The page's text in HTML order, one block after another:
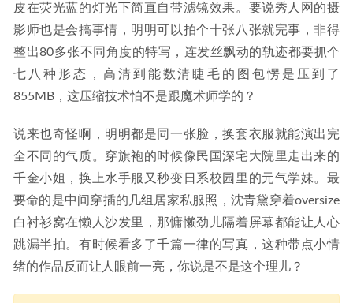
皮在荧光蓝的灯光下简直自带滤镜效果。要说秀人网的摄
影师也是会搞事情，明明可以拍个十张八张就完事，非得
整出80多张不同角度的特写，连发丝飘动的轨迹都要抓个
七八种形态，高清到能数清睫毛的图包愣是压到了
855MB，这压缩技术怕不是跟魔术师学的？
说来也奇怪啊，明明都是同一张脸，换套衣服就能演出完
全不同的气质。穿旗袍的时候像民国深宅大院里走出来的
千金小姐，换上水手服又秒变日系校园里的元气学妹。最
要命的是中间穿插的几组居家私服照，沈青黛穿着oversize
白衬衫窝在懒人沙发里，那慵懒劲儿隔着屏幕都能让人心
跳漏半拍。有时候看多了千篇一律的写真，这种带点小情
绪的作品反而让人眼前一亮，你说是不是这个理儿？